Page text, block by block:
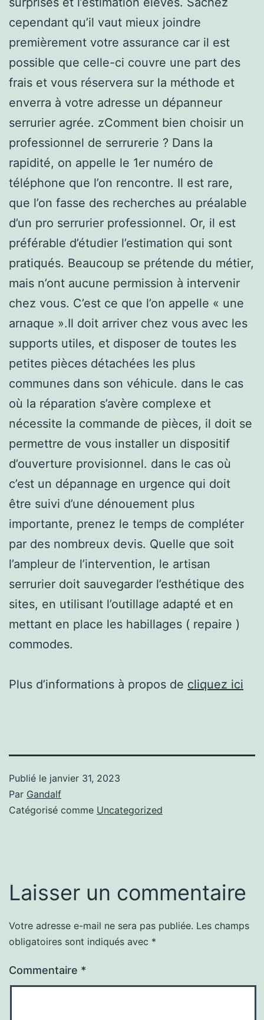
cependant qu’il vaut mieux joindre
premièrement votre assurance car il est
possible que celle-ci couvre une part des
frais et vous réservera sur la méthode et
enverra à votre adresse un dépanneur
serrurier agrée. zComment bien choisir un
professionnel de serrurerie ? Dans la
rapidité, on appelle le 1er numéro de
téléphone que l’on rencontre. Il est rare,
que l’on fasse des recherches au préalable
d’un pro serrurier professionnel. Or, il est
préférable d’étudier l’estimation qui sont
pratiqués. Beaucoup se prétende du métier,
mais n’ont aucune permission à intervenir
chez vous. C’est ce que l’on appelle « une
arnaque ».Il doit arriver chez vous avec les
supports utiles, et disposer de toutes les
petites pièces détachées les plus
communes dans son véhicule. dans le cas
où la réparation s’avère complexe et
nécessite la commande de pièces, il doit se
permettre de vous installer un dispositif
d’ouverture provisionnel. dans le cas où
c’est un dépannage en urgence qui doit
être suivi d’une dénouement plus
importante, prenez le temps de compléter
par des nombreux devis. Quelle que soit
l’ampleur de l’intervention, le artisan
serrurier doit sauvegarder l’esthétique des
sites, en utilisant l’outillage adapté et en
mettant en place les habillages ( repaire )
commodes.
Plus d’informations à propos de cliquez ici
Publié le janvier 31, 2023
Par Gandalf
Catégorisé comme Uncategorized
Laisser un commentaire
Votre adresse e-mail ne sera pas publiée. Les champs
obligatoires sont indiqués avec *
Commentaire *